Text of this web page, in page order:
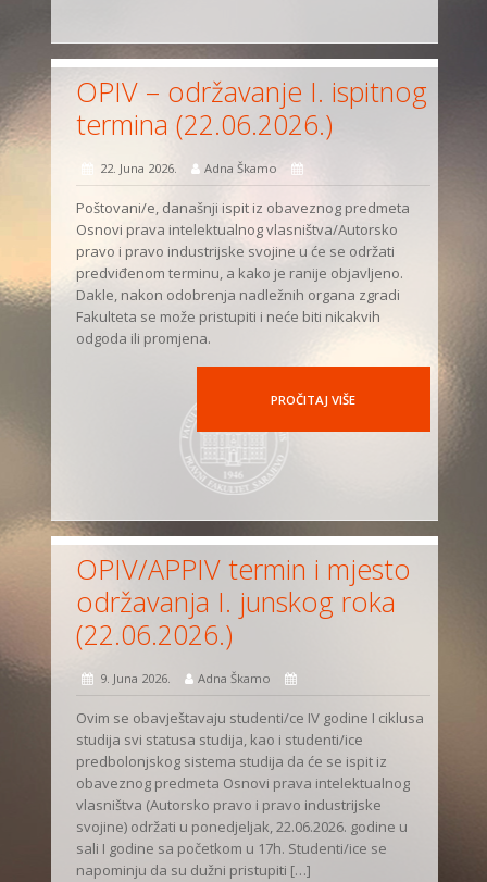
OPIV – održavanje I. ispitnog
termina (22.06.2026.)
22. Juna 2026. Adna Škamo
Poštovani/e, današnji ispit iz obaveznog predmeta
Osnovi prava intelektualnog vlasništva/Autorsko
pravo i pravo industrijske svojine u će se održati
predviđenom terminu, a kako je ranije objavljeno.
Dakle, nakon odobrenja nadležnih organa zgradi
Fakulteta se može pristupiti i neće biti nikakvih
odgoda ili promjena.
PROČITAJ VIŠE
OPIV/APPIV termin i mjesto
održavanja I. junskog roka
(22.06.2026.)
9. Juna 2026. Adna Škamo
Ovim se obavještavaju studenti/ce IV godine I ciklusa
studija svi statusa studija, kao i studenti/ice
predbolonjskog sistema studija da će se ispit iz
obaveznog predmeta Osnovi prava intelektualnog
vlasništva (Autorsko pravo i pravo industrijske
svojine) održati u ponedjeljak, 22.06.2026. godine u
sali I godine sa početkom u 17h. Studenti/ice se
napominju da su dužni pristupiti […]